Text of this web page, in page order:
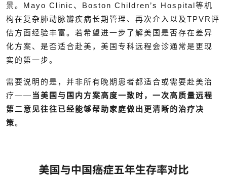
景。Mayo Clinic、Boston Children’s Hospital等机
构在复杂肺动脉瓣疾病长期管理、再次介入以及TPVR评
估方面经验丰富。若希望进一步了解美国是否存在差异
化方案、是否适合赴美，美国专科远程会诊通常是更现
实的第一步。
需要说明的是，并非所有晚期患者都适合或需要赴美治
疗—— 当美国与国内方案高度一致时，一次高质量远程
第二意见往往已经能够帮助家庭做出更清晰的治疗决
策。